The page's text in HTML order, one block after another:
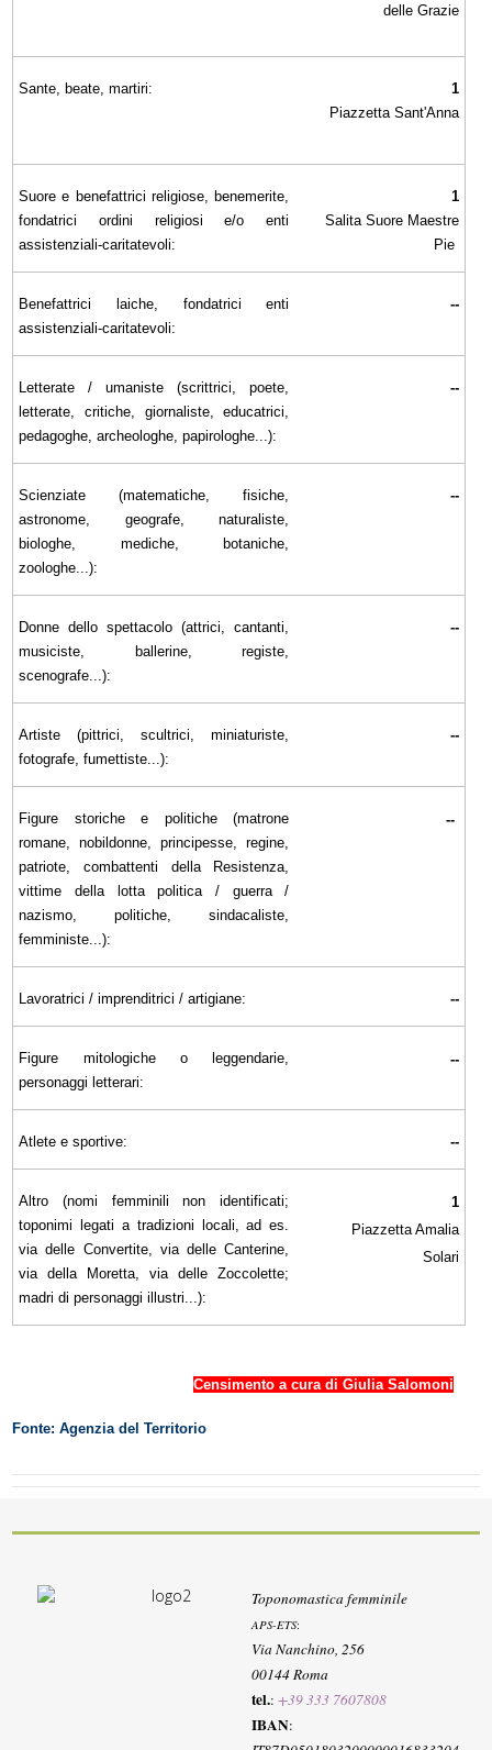
delle Grazie
Sante, beate, martiri:
1
Piazzetta Sant'Anna
Suore e benefattrici religiose, benemerite,
fondatrici ordini religiosi e/o enti
assistenziali-caritatevoli:
1
Salita Suore Maestre
Pie
Benefattrici laiche, fondatrici enti
assistenziali-caritatevoli:
--
Letterate / umaniste (scrittrici, poete,
letterate, critiche, giornaliste, educatrici,
pedagoghe, archeologhe, papirologhe...):
--
Scienziate (matematiche, fisiche,
astronome, geografe, naturaliste,
biologhe, mediche, botaniche,
zoologhe...):
--
Donne dello spettacolo (attrici, cantanti,
musiciste, ballerine, registe,
scenografe...):
--
Artiste (pittrici, scultrici, miniaturiste,
fotografe, fumettiste...):
--
Figure storiche e politiche (matrone
romane, nobildonne, principesse, regine,
patriote, combattenti della Resistenza,
vittime della lotta politica / guerra /
nazismo, politiche, sindacaliste,
femministe...):
--
Lavoratrici / imprenditrici / artigiane: --
Figure mitologiche o leggendarie,
personaggi letterari:
--
Atlete e sportive: --
Altro (nomi femminili non identificati;
toponimi legati a tradizioni locali, ad es.
via delle Convertite, via delle Canterine,
via della Moretta, via delle Zoccolette;
madri di personaggi illustri...):
1
Piazzetta Amalia
Solari
Censimento a cura di Giulia Salomoni
Fonte: Agenzia del Territorio
Toponomastica femminile
APS-ETS:
Via Nanchino, 256
00144 Roma
tel.:+39 333 7607808
IBAN: